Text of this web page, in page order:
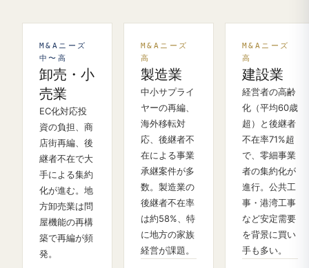
M&Aニーズ
中〜高
卸売・小
売業
EC化対応投
資の負担、商
店街再編、後
継者不在で大
手による集約
化が進む。地
方卸売業は問
屋機能の再構
築で再編が頻
発。
M&Aニーズ
高
製造業
中小サプライ
ヤーの再編、
海外移転対
応、後継者不
在による事業
承継案件が多
数。製造業の
後継者不在率
は約58%、特
に地方の家族
経営が課題。
M&Aニーズ
高
建設業
経営者の高齢
化（平均60歳
超）と後継者
不在率71%超
で、零細事業
者の集約化が
進行。公共工
事・港湾工事
など安定需要
を背景に買い
手も多い。